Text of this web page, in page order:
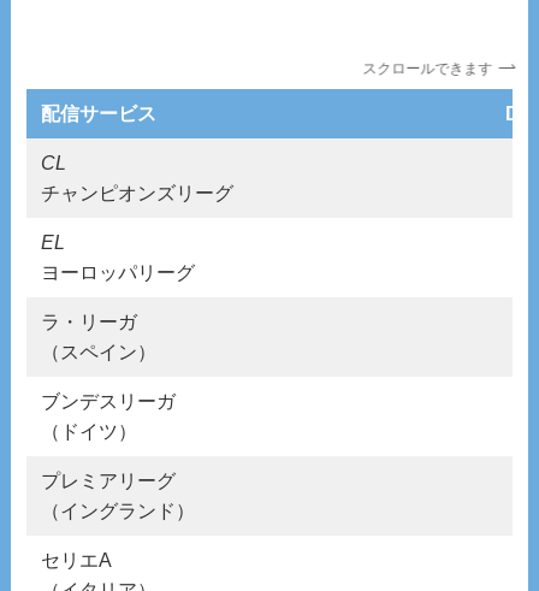
スクロールできます
配信サービス
CL
チャンピオンズリーグ
EL
ヨーロッパリーグ
ラ・リーガ
（スペイン）
ブンデスリーガ
（ドイツ）
プレミアリーグ
（イングランド）
セリエA